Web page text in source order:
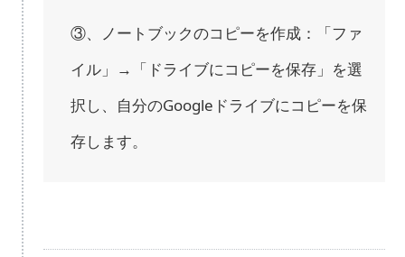
③、ノートブックのコピーを作成：「ファ
イル」→「ドライブにコピーを保存」を選
択し、自分のGoogleドライブにコピーを保
存します。